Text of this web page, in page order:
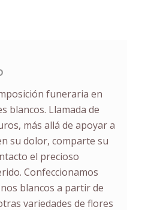
funeraria en
blancos. Llamada de
más allá de apoyar a
su dolor, comparte su
el precioso
Confeccionamos
blancos a partir de
variedades de flores